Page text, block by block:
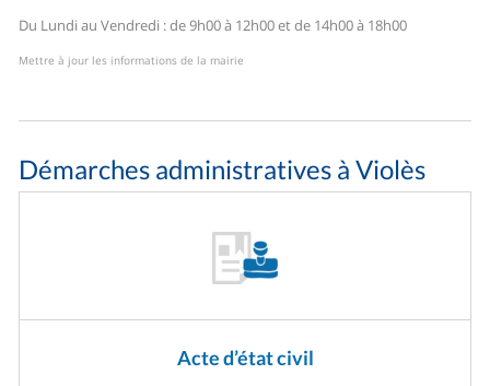
Du Lundi au Vendredi : de 9h00 à 12h00 et de 14h00 à 18h00
Mettre à jour les informations de la mairie
Démarches administratives à Violès
Acte d’état civil